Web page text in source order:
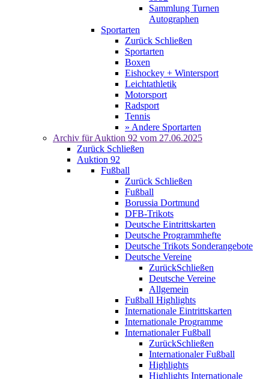
Sammlung Turnen
Autographen
Sportarten
Zurück Schließen
Sportarten
Boxen
Eishockey + Wintersport
Leichtathletik
Motorsport
Radsport
Tennis
» Andere Sportarten
Archiv für Auktion 92 vom 27.06.2025
Zurück Schließen
Auktion 92
Fußball
Zurück Schließen
Fußball
Borussia Dortmund
DFB-Trikots
Deutsche Eintrittskarten
Deutsche Programmhefte
Deutsche Trikots Sonderangebote
Deutsche Vereine
ZurückSchließen
Deutsche Vereine
Allgemein
Fußball Highlights
Internationale Eintrittskarten
Internationale Programme
Internationaler Fußball
ZurückSchließen
Internationaler Fußball
Highlights
Highlights Internationale